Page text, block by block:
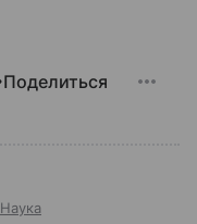
Поделиться
Наука